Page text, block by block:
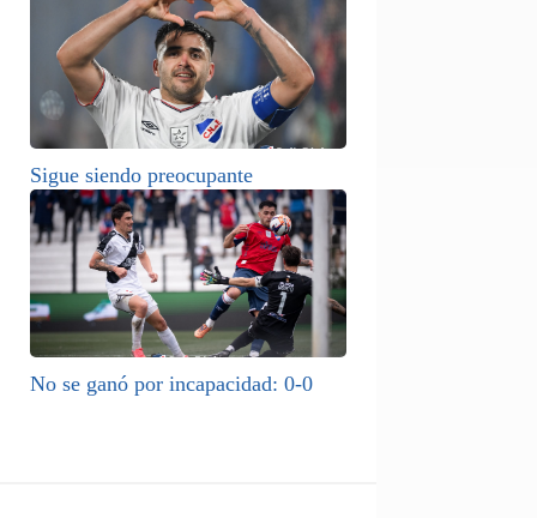
Sigue siendo preocupante
No se ganó por incapacidad: 0-0